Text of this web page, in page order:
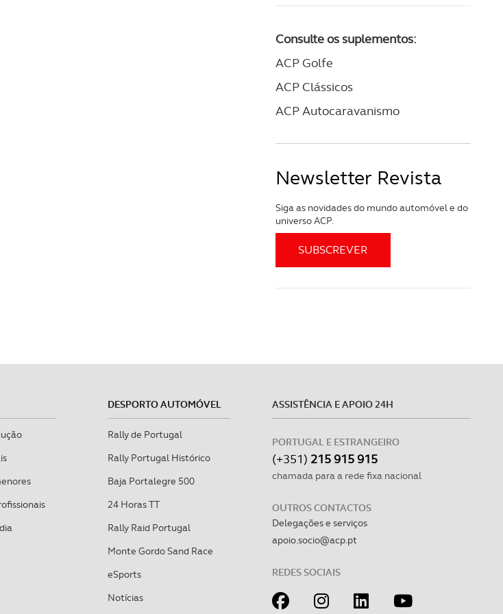
Consulte os suplementos:
ACP Golfe
ACP Clássicos
ACP Autocaravanismo
Newsletter Revista
Siga as novidades do mundo automóvel e do
universo ACP.
DESPORTO AUTOMÓVEL
Rally de Portugal
Rally Portugal Histórico
Baja Portalegre 500
24 Horas TT
Rally Raid Portugal
Monte Gordo Sand Race
eSports
Notícias
ASSISTÊNCIA E APOIO 24H
PORTUGAL E ESTRANGEIRO
(+351) 215 915 915
chamada para a rede fixa nacional
OUTROS CONTACTOS
Delegações e serviços
apoio.socio@acp.pt
REDES SOCIAIS